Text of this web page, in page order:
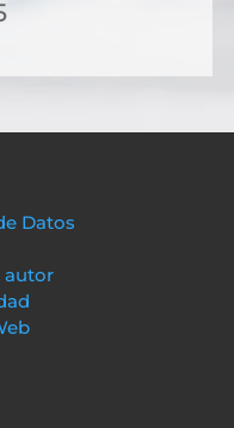
Datos
autor